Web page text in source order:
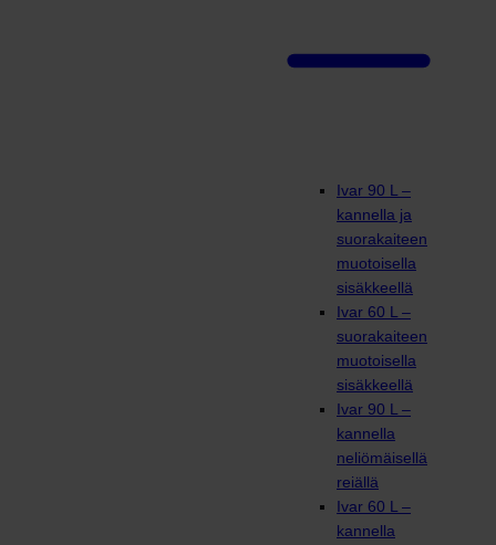
Ivar 90 L –
kannella ja
suorakaiteen
muotoisella
sisäkkeellä
Ivar 60 L –
suorakaiteen
muotoisella
sisäkkeellä
Ivar 90 L –
kannella
neliömäisellä
reiällä
Ivar 60 L –
kannella